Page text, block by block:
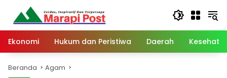
Langsung
konten
Ekonomi
Hukum dan Peristiwa Daerah
Beranda Agam